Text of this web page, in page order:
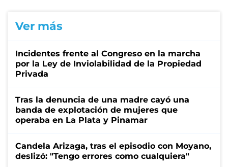
Ver más
Incidentes frente al Congreso en la marcha
por la Ley de Inviolabilidad de la Propiedad
Privada
Tras la denuncia de una madre cayó una
banda de explotación de mujeres que
operaba en La Plata y Pinamar
Candela Arizaga, tras el episodio con Moyano,
deslizó: "Tengo errores como cualquiera"